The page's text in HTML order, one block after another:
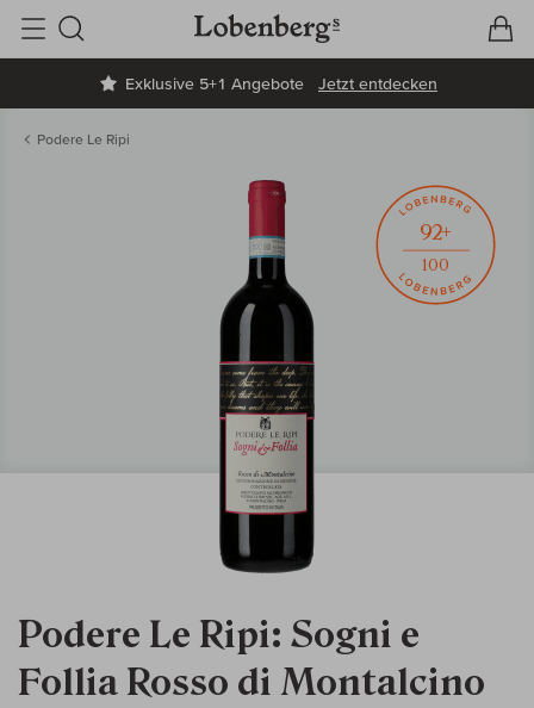
Exklusive 5+1 Angebote Jetzt entdecken
Suche
Podere Le Ripi
Podere Le Ripi: Sogni e
Follia Rosso di Montalcino
92+
100